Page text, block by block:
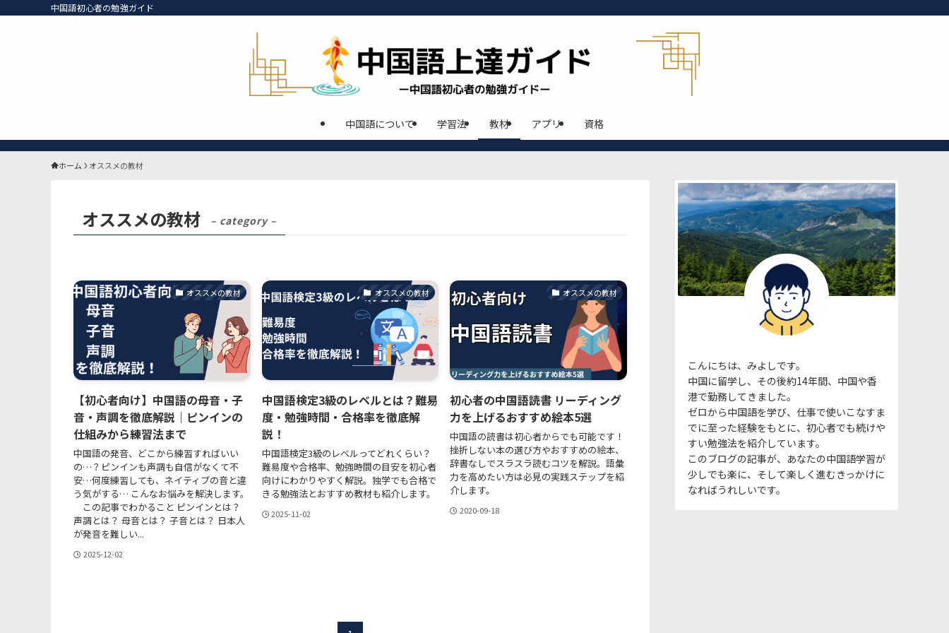
中国語初心者の勉強ガイド
中国語について 学習法 教材 アプリ 資格
ホーム オススメの教材
オススメの教材 – category –
オススメの教材
【初心者向け】中国語の母音・子
音・声調を徹底解説｜ピンインの
仕組みから練習法まで
中国語の発音、どこから練習すればいい
の…？ピンインも声調も自信がなくて不
安…何度練習しても、ネイティブの音と違
う気がする… こんなお悩みを解決します。
この記事でわかること ピンインとは？
声調とは？ 母音とは？ 子音とは？ 日本人
が発音を難しい...
2025-12-02
オススメの教材
中国語検定3級のレベルとは？難易
度・勉強時間・合格率を徹底解
説！
中国語検定3級のレベルってどれくらい？
難易度や合格率、勉強時間の目安を初心者
向けにわかりやすく解説。独学でも合格で
きる勉強法とおすすめ教材も紹介します。
2025-11-02
オススメの教材
初心者の中国語読書 リーディング
力を上げるおすすめ絵本5選
中国語の読書は初心者からでも可能です！
挫折しない本の選び方やおすすめの絵本、
辞書なしでスラスラ読むコツを解説。語彙
力を高めたい方は必見の実践ステップを紹
介します。
2020-09-18
こんにちは、みよしです。
中国に留学し、その後約14年間、中国や香
港で勤務してきました。
ゼロから中国語を学び、仕事で使いこなすま
でに至った経験をもとに、初心者でも続けや
すい勉強法を紹介しています。
このブログの記事が、あなたの中国語学習が
少しでも楽に、そして楽しく進むきっかけに
なればうれしいです。